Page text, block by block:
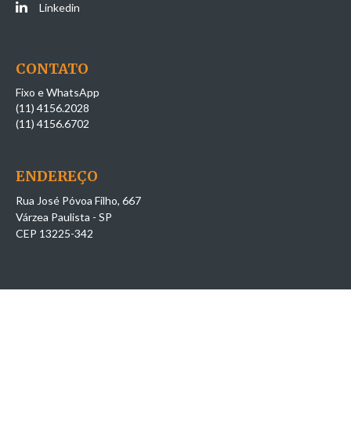
Linkedin
CONTATO
Fixo e WhatsApp
(11) 4156.2028
(11) 4156.6702
ENDEREÇO
Rua José Póvoa Filho, 667
Várzea Paulista - SP
CEP 13225-342